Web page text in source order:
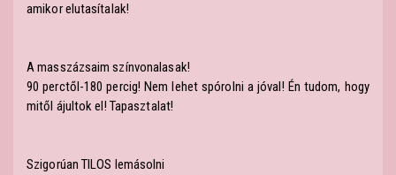
amikor elutasítalak!
A masszázsaim színvonalasak!
90 perctől-180 percig! Nem lehet spórolni a jóval! Én tudom, hogy
mitől ájultok el! Tapasztalat!
Szigorúan TILOS lemásolni